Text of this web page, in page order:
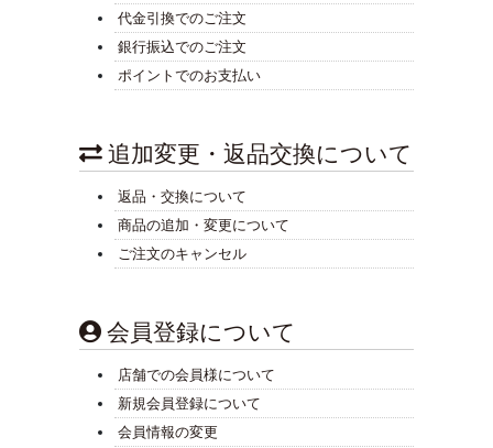
代金引換でのご注文
銀行振込でのご注文
ポイントでのお支払い
追加変更・返品交換について
返品・交換について
商品の追加・変更について
ご注文のキャンセル
会員登録について
店舗での会員様について
新規会員登録について
会員情報の変更